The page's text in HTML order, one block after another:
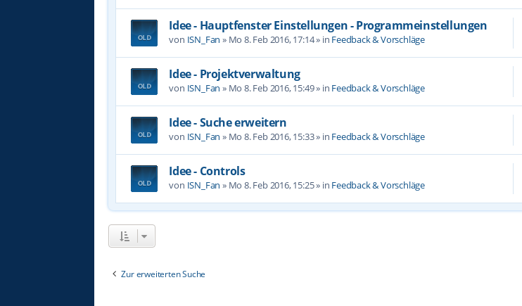
Idee - Hauptfenster Einstellungen - Programmeinstellungen
von ISN_Fan » Mo 8. Feb 2016, 17:14» in Feedback & Vorschläge
Idee - Projektverwaltung
von ISN_Fan » Mo 8. Feb 2016, 15:49» in Feedback & Vorschläge
Idee - Suche erweitern
von ISN_Fan » Mo 8. Feb 2016, 15:33» in Feedback & Vorschläge
Idee - Controls
von ISN_Fan » Mo 8. Feb 2016, 15:25» in Feedback & Vorschläge
Zur erweiterten Suche